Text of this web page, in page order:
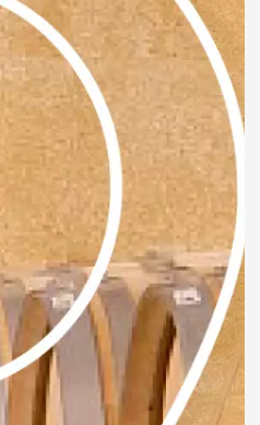
en
de
2026
Pons